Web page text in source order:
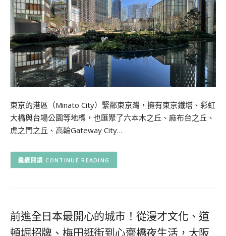
東京的港區（Minato City）緊鄰東京灣，擁有東京鐵塔、彩虹
大橋與台場公園等地標，也匯聚了六本木之丘、麻布台之丘、
虎之門之丘、高輪Gateway City…
CONTINUE READING
前進全日本最開心的城市！從漫才文化、道
頓堀招牌、梅田逛街到心齋橋夜生活，大阪